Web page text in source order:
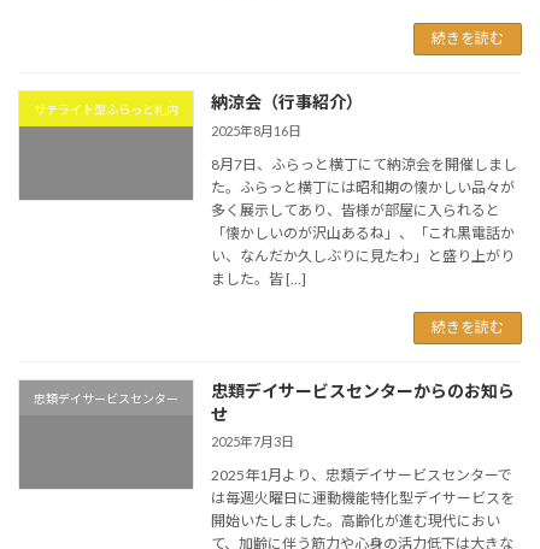
続きを読む
サテライト型ふらっと札内 納涼会（行事紹介）
2025年8月16日
8月7日、ふらっと横丁にて納涼会を開催しまし
た。ふらっと横丁には昭和期の懐かしい品々が
多く展示してあり、皆様が部屋に入られると
「懐かしいのが沢山あるね」、「これ黒電話か
い、なんだか久しぶりに見たわ」と盛り上がり
ました。皆 […]
続きを読む
忠類デイサービスセンター
忠類デイサービスセンターからのお知ら
せ
2025年7月3日
2025年1月より、忠類デイサービスセンターで
は毎週火曜日に運動機能特化型デイサービスを
開始いたしました。高齢化が進む現代におい
て、加齢に伴う筋力や心身の活力低下は大きな